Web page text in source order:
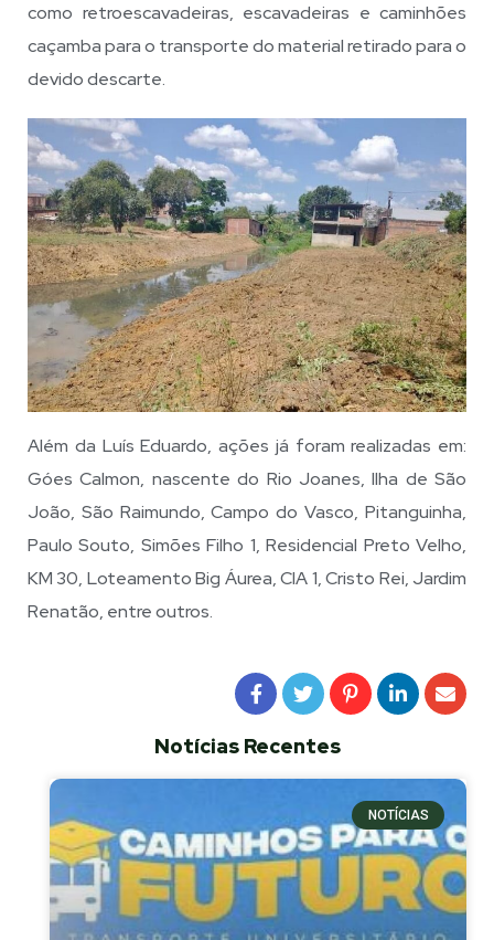
como retroescavadeiras, escavadeiras e caminhões
caçamba para o transporte do material retirado para o
devido descarte.
Além da Luís Eduardo, ações já foram realizadas em:
Góes Calmon, nascente do Rio Joanes, Ilha de São
João, São Raimundo, Campo do Vasco, Pitanguinha,
Paulo Souto, Simões Filho 1, Residencial Preto Velho,
KM 30, Loteamento Big Áurea, CIA 1, Cristo Rei, Jardim
Renatão, entre outros.
Notícias Recentes
NOTÍCIAS